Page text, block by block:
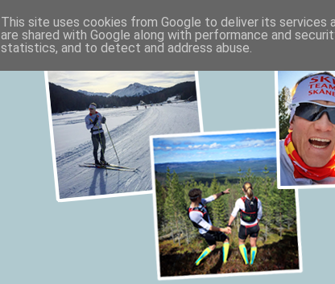
This site uses cookies from Google to deliver its services
are shared with Google along with performance and
statistics, and to detect and address abuse.